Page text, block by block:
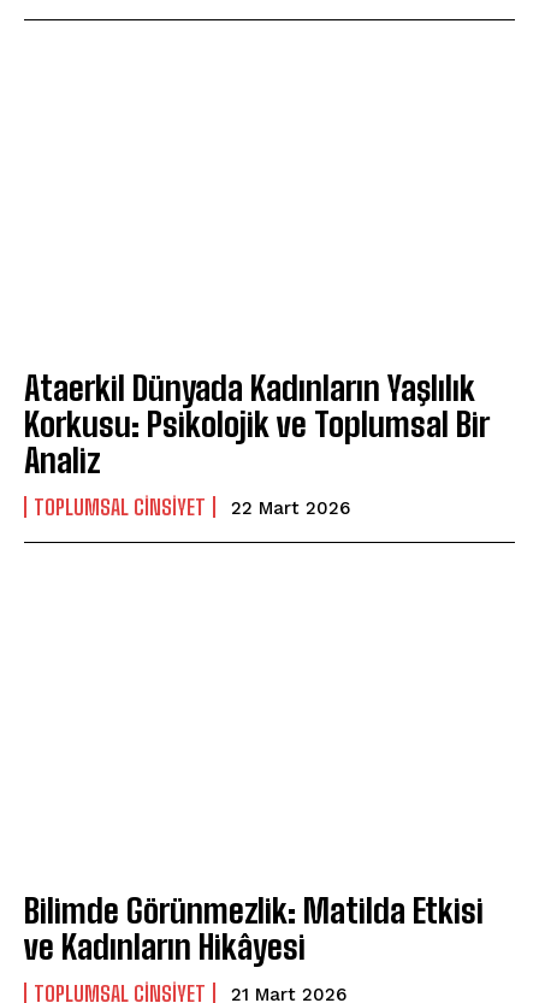
Ataerkil Dünyada Kadınların Yaşlılık
Korkusu: Psikolojik ve Toplumsal Bir
Analiz
TOPLUMSAL CINSIYET 22 Mart 2026
Bilimde Görünmezlik: Matilda Etkisi
ve Kadınların Hikâyesi
TOPLUMSAL CINSIYET 21 Mart 2026